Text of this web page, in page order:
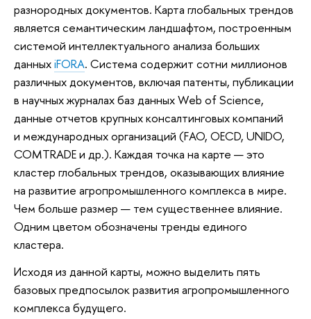
разнородных документов. Карта глобальных трендов
является семантическим ландшафтом, построенным
системой интеллектуального анализа больших
данныхiFORA. Система содержит сотни миллионов
различных документов, включая патенты, публикации
в научных журналах баз данных Web of Science,
данные отчетов крупных консалтинговых компаний
и международных организаций (FAO, OECD, UNIDO,
COMTRADE и др.). Каждая точка на карте — это
кластер глобальных трендов, оказывающих влияние
на развитие агропромышленного комплекса в мире.
Чем больше размер — тем существеннее влияние.
Одним цветом обозначены тренды единого
кластера.
Исходя из данной карты, можно выделить пять
базовых предпосылок развития агропромышленного
комплекса будущего.